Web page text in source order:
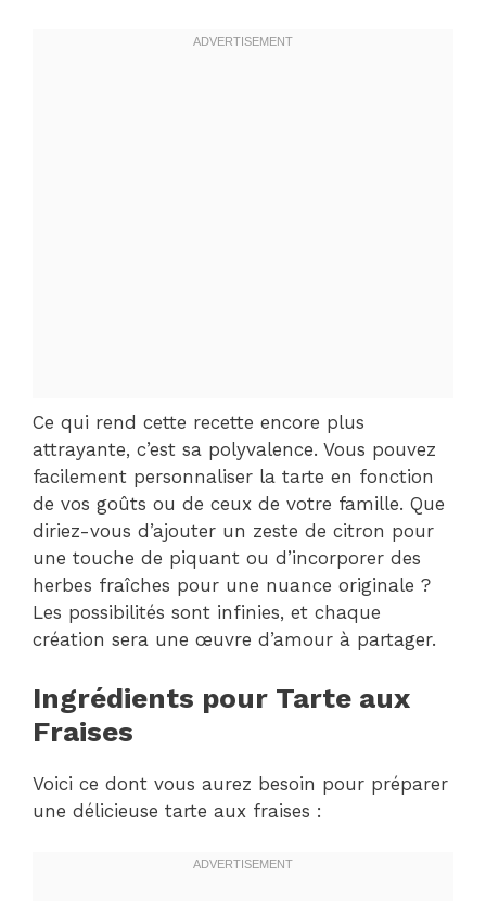
Ce qui rend cette recette encore plus
attrayante, c’est sa polyvalence. Vous pouvez
facilement personnaliser la tarte en fonction
de vos goûts ou de ceux de votre famille. Que
diriez-vous d’ajouter un zeste de citron pour
une touche de piquant ou d’incorporer des
herbes fraîches pour une nuance originale ?
Les possibilités sont infinies, et chaque
création sera une œuvre d’amour à partager.
Ingrédients pour Tarte aux
Fraises
Voici ce dont vous aurez besoin pour préparer
une délicieuse tarte aux fraises :